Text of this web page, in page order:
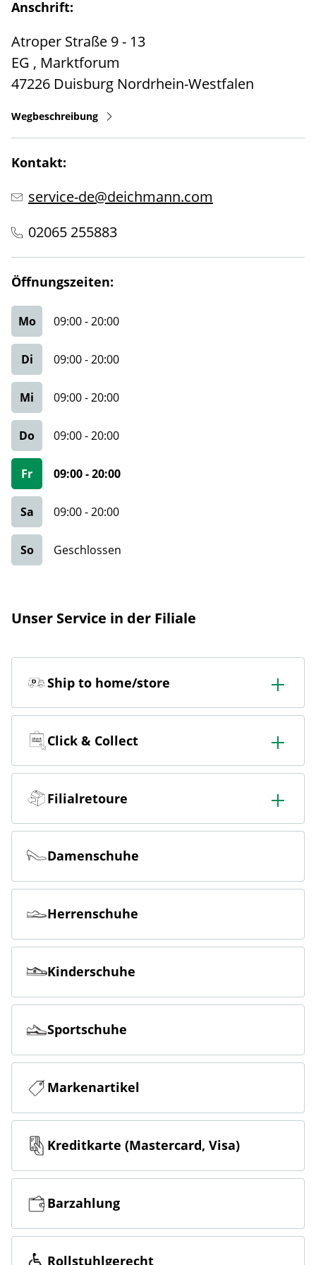
Anschrift:
Atroper Straße 9 - 13
EG , Marktforum
47226 Duisburg Nordrhein-Westfalen
Wegbeschreibung
Kontakt:
service-de@deichmann.com
02065 255883
Öffnungszeiten:
Mo 09:00-20:00
Di 09:00-20:00
Mi 09:00-20:00
Do 09:00-20:00
Fr 09:00-20:00
Sa 09:00-20:00
So Geschlossen
Unser Service in der Filiale
Ship to home/store
In der Filiale bestellen & in die Filiale oder nach Hause
liefern lassen.
Click & Collect
Online bestellen & kostenlos hier in der Filiale abholen
Filialretoure
Online bestellen & kostenlos in der Filiale zurückgeben
Damenschuhe
Herrenschuhe
Kinderschuhe
Sportschuhe
Markenartikel
Kreditkarte (Mastercard, Visa)
Barzahlung
Rollstuhlgerecht